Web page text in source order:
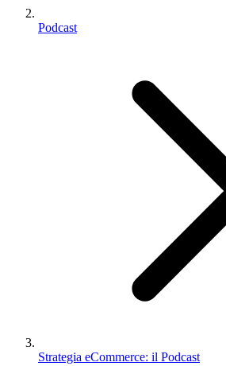
Podcast
Strategia eCommerce: il Podcast